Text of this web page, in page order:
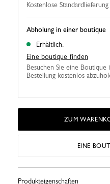
Abholung in einer boutique
Erhältlich.
Eine boutique finden
Besuchen Sie eine
Bestellung kostenlos
Kostenlose
ZUM
EINE
Produkteigenschaften